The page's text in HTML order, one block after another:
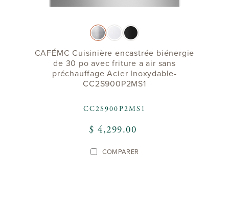
CAFÉMC Cuisinière encastrée biénergie
de 30 po avec friture a air sans
préchauffage Acier Inoxydable-
CC2S900P2MS1
CC2S900P2MS1
$ 4,299.00
COMPARER